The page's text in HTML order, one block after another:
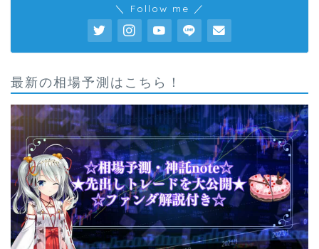
＼ Follow me ／
最新の相場予測はこちら！